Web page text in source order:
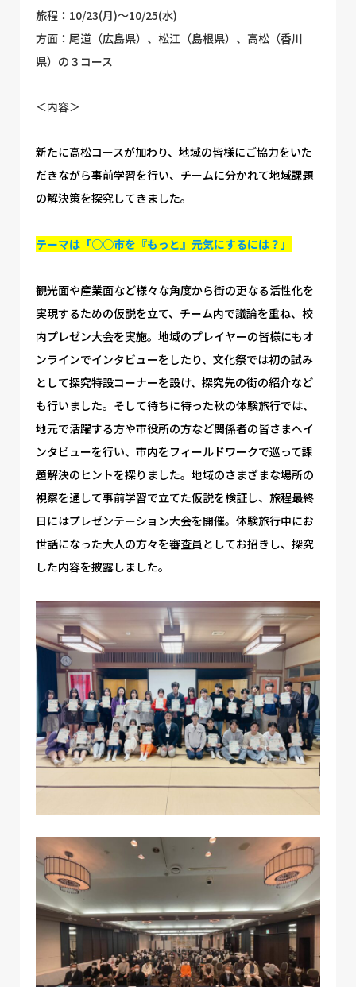
旅程：10/23(月)〜10/25(水)
方面：尾道（広島県）、松江（島根県）、高松（香川
県）の３コース
＜内容＞
新たに高松コースが加わり、地域の皆様にご協力をいた
だきながら事前学習を行い、チームに分かれて地域課題
の解決策を探究してきました。
テーマは「○○市を『もっと』元気にするには？」
観光面や産業面など様々な角度から街の更なる活性化を
実現するための仮説を立て、チーム内で議論を重ね、校
内プレゼン大会を実施。地域のプレイヤーの皆様にもオ
ンラインでインタビューをしたり、文化祭では初の試み
として探究特設コーナーを設け、探究先の街の紹介など
も行いました。そして待ちに待った秋の体験旅行では、
地元で活躍する方や市役所の方など関係者の皆さまへイ
ンタビューを行い、市内をフィールドワークで巡って課
題解決のヒントを探りました。地域のさまざまな場所の
視察を通して事前学習で立てた仮説を検証し、旅程最終
日にはプレゼンテーション大会を開催。体験旅行中にお
世話になった大人の方々を審査員としてお招きし、探究
した内容を披露しました。